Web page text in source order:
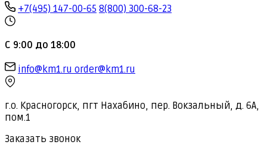
+7(495) 147-00-65 8(800) 300-68-23
С 9:00 до 18:00
info@km1.ru order@km1.ru
г.о. Красногорск, пгт Нахабино, пер. Вокзальный, д. 6А,
пом.1
Заказать звонок